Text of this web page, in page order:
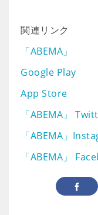
関連リンク
「ABEMA」
Google Play
App Store
「ABEMA」
「ABEMA」
「ABEMA」